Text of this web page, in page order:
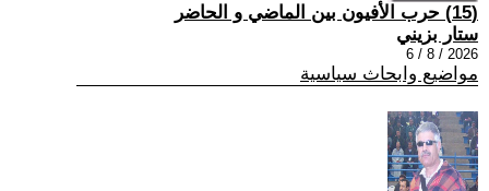
(15) حرب الأفيون بين الماضي و الحاضر
ستار بزيني
2026 / 8 / 6
مواضيع وابحاث سياسية